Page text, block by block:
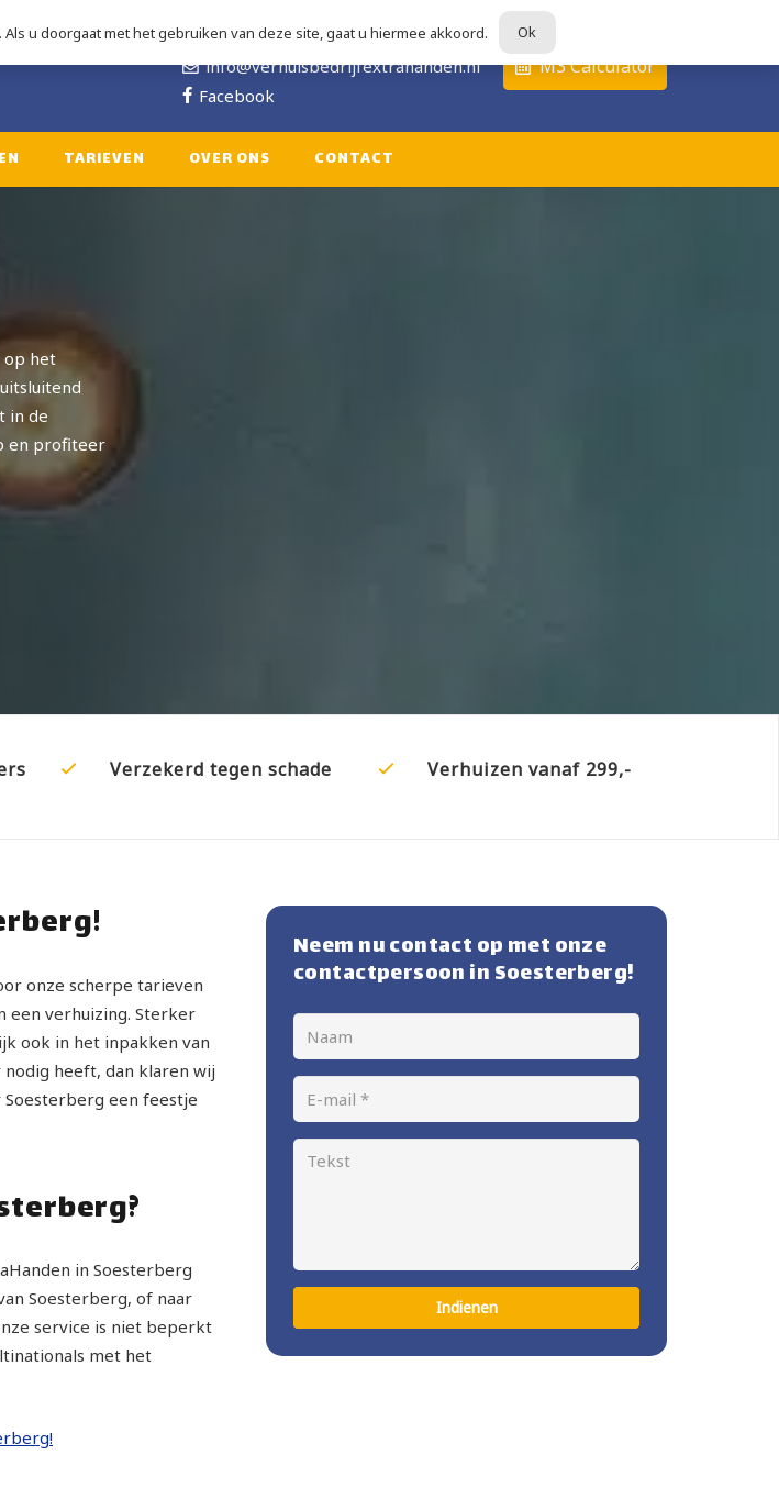
06 2828 3679
info@verhuisbedrijfextrahanden.nl
Facebook
M3 Calculator
TARIEVEN OVER ONS CONTACT
op het
in de
en profiteer
Verzekerd tegen schade Verhuizen vanaf 299,-
onze scherpe tarieven
een verhuizing. Sterker
ook in het inpakken van
nodig heeft, dan klaren wij
Soesterberg een feestje
in Soesterberg
Soesterberg, of naar
service is niet beperkt
met het
Neem nu contact op met onze
contactpersoon in Soesterberg!
Indienen
u doorgaat met het gebruiken van deze site, gaat u hiermee akkoord. Ok